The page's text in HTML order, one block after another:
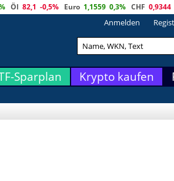
Öl 82,1 -0,5% Euro 1,1559 0,3% CHF 0,9344
Anmelden
Sparplan Krypto kaufen